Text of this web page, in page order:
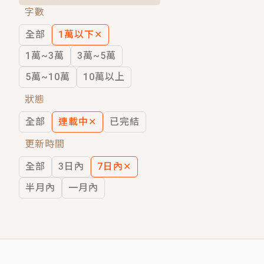
穿越｜《穿越遠古後成了野人娘子》你
字數
全部
1萬以下✕
1萬~3萬
3萬~5萬
5萬~10萬
10萬以上
狀態
全部
連載中 ✕
已完結
更新時間
全部
3日內 7日內 ✕
半月內
一月內